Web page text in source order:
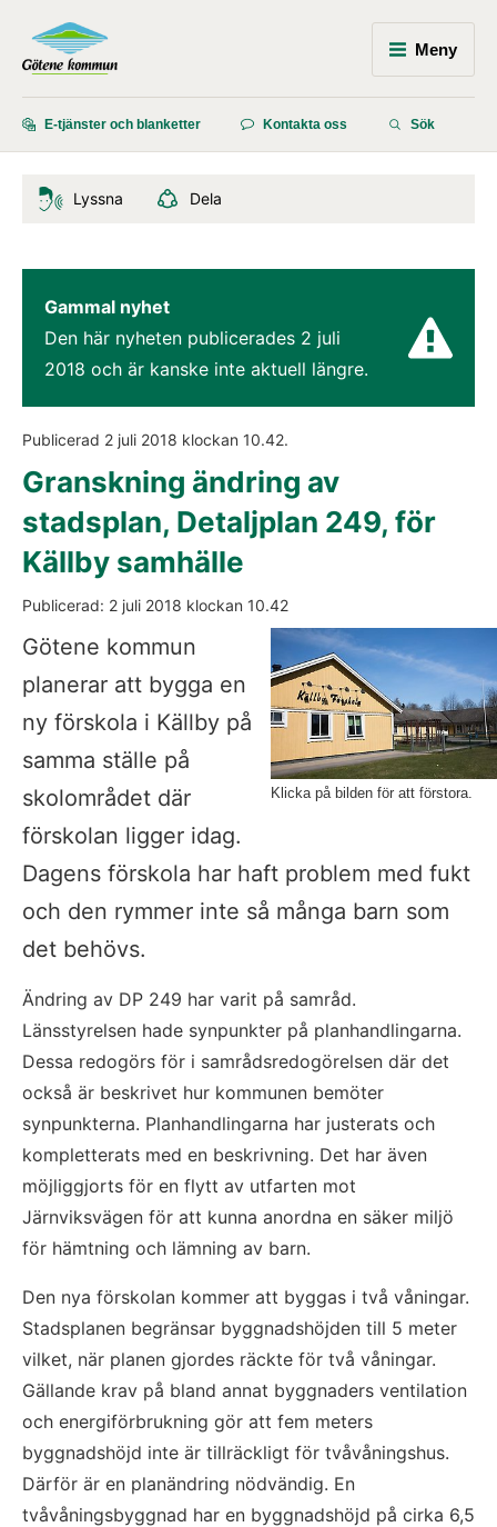
Meny
E-tjänster och blanketter Kontakta oss Sök
Lyssna Dela
Gammal nyhet
Den här nyheten publicerades 2 juli
2018 och är kanske inte aktuell längre.
Publicerad 2 juli 2018 klockan 10.42.
Granskning ändring av
stadsplan, Detaljplan 249, för
Källby samhälle
Publicerad: 2 juli 2018 klockan 10.42
Klicka på bilden för att förstora.
Götene kommun
planerar att bygga en
ny förskola i Källby på
samma ställe på
skolområdet där
förskolan ligger idag.
Dagens förskola har haft problem med fukt
och den rymmer inte så många barn som
det behövs.
Ändring av DP 249 har varit på samråd.
Länsstyrelsen hade synpunkter på planhandlingarna.
Dessa redogörs för i samrådsredogörelsen där det
också är beskrivet hur kommunen bemöter
synpunkterna. Planhandlingarna har justerats och
kompletterats med en beskrivning. Det har även
möjliggjorts för en flytt av utfarten mot
Järnviksvägen för att kunna anordna en säker miljö
för hämtning och lämning av barn.
Den nya förskolan kommer att byggas i två våningar.
Stadsplanen begränsar byggnadshöjden till 5 meter
vilket, när planen gjordes räckte för två våningar.
Gällande krav på bland annat byggnaders ventilation
och energiförbrukning gör att fem meters
byggnadshöjd inte är tillräckligt för tvåvåningshus.
Därför är en planändring nödvändig. En
tvåvåningsbyggnad har en byggnadshöjd på cirka 6,5